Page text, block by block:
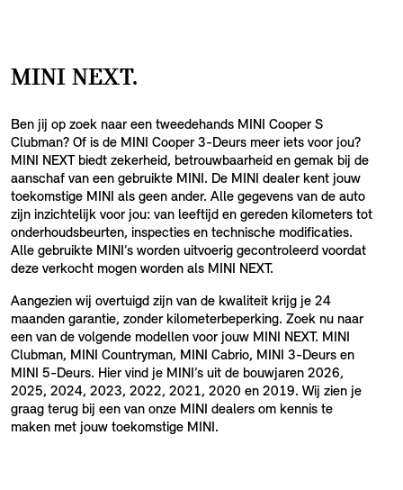
MINI NEXT.
Ben jij op zoek naar een tweedehands MINI Cooper S
Clubman? Of is de MINI Cooper 3-Deurs meer iets voor jou?
MINI NEXT biedt zekerheid, betrouwbaarheid en gemak bij de
aanschaf van een gebruikte MINI. De MINI dealer kent jouw
toekomstige MINI als geen ander. Alle gegevens van de auto
zijn inzichtelijk voor jou: van leeftijd en gereden kilometers tot
onderhoudsbeurten, inspecties en technische modificaties.
Alle gebruikte MINI’s worden uitvoerig gecontroleerd voordat
deze verkocht mogen worden als MINI NEXT.
Aangezien wij overtuigd zijn van de kwaliteit krijg je 24
maanden garantie, zonder kilometerbeperking. Zoek nu naar
een van de volgende modellen voor jouw MINI NEXT. MINI
Clubman, MINI Countryman, MINI Cabrio, MINI 3-Deurs en
MINI 5-Deurs. Hier vind je MINI’s uit de bouwjaren 2026,
2025, 2024, 2023, 2022, 2021, 2020 en 2019. Wij zien je
graag terug bij een van onze MINI dealers om kennis te
maken met jouw toekomstige MINI.